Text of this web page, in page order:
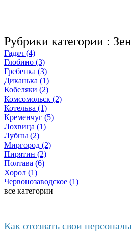
Рубрики категории :
Гадяч (4)
Глобино (3)
Гребенка (3)
Диканька (1)
Кобеляки (2)
Комсомольск (2)
Котельва (1)
Кременчуг (5)
Лохвица (1)
Лубны (2)
Миргород (2)
Пирятин (2)
Полтава (6)
Хорол (1)
Червонозаводское (1)
все категории
Как отозвать свои